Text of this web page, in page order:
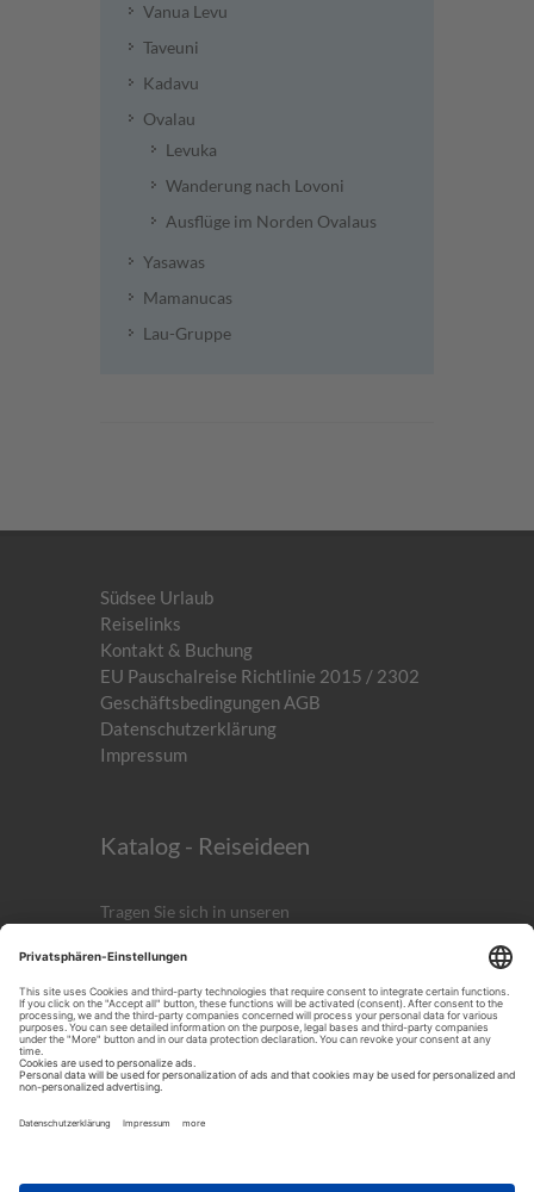
Vanua Levu
Taveuni
Kadavu
Ovalau
Levuka
Wanderung nach Lovoni
Ausflüge im Norden Ovalaus
Yasawas
Mamanucas
Lau-Gruppe
Südsee Urlaub
Reiselinks
Kontakt & Buchung
EU Pauschalreise Richtlinie 2015 / 2302
Geschäftsbedingungen AGB
Datenschutzerklärung
Impressum
Katalog - Reiseideen
Tragen Sie sich in unseren
ICH AKZEPTIERST DIE
DATENSCHUTZERKLÄRUNG.